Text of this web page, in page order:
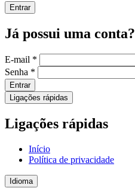
Entrar
Já possui uma conta?
E-mail *
Senha *
Entrar
Ligações rápidas
Ligações rápidas
Início
Política de privacidade
Idioma